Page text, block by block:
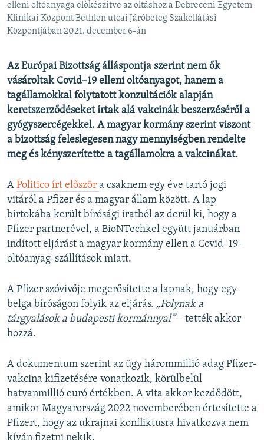
KÖVESSEN MINKET!
Valamennyi RFE/RL weboldal
elleni oltóanyaga előkészítve az oltáshoz a Debreceni Egyetem
Klinikai Központ Bethlen utcai Járóbeteg Szakellátási
Központjában 2021. december 6-án
Az Európai Bizottság álláspontja szerint nem ők
vásároltak Covid–19 elleni oltóanyagot, hanem a
tagállamokkal folytatott konzultációk alapján
keretszerződéseket írtak alá vakcinák beszerzéséről a
gyógyszercégekkel. A magyar kormány szerint viszont
a bizottság feleslegesen nagy mennyiségben rendelte
meg és kényszerítette a tagállamokra a vakcinákat.
A Politico írt először a csaknem egy éve tartó jogi
vitáról a Pfizer és a magyar állam között. A lap
birtokába került bírósági iratból az derül ki, hogy a
Pfizer partnerével, a BioNTechkel együtt januárban
indított eljárást a magyar kormány ellen a Covid–19-
oltóanyag-szállítások miatt.
A Pfizer szóvivője megerősítette a lapnak, hogy egy
belga bíróságon folyik az eljárás. „Folynak a
tárgyalások a budapesti kormánnyal”– tették akkor
hozzá.
A dokumentum szerint az ügy hárommillió adag Pfizer-
vakcina kifizetésére vonatkozik, körülbelül
hatvanmillió euró értékben. A vita akkor kezdődött,
amikor Magyarország 2022 novemberében értesítette a
Pfizert, hogy az ukrajnai konfliktusra hivatkozva nem